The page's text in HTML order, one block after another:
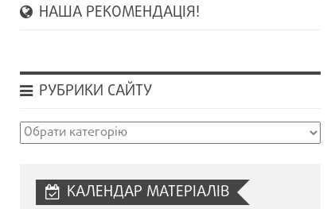
НАША РЕКОМЕНДАЦІЯ!
РУБРИКИ САЙТУ
Рубрики
КАЛЕНДАР МАТЕРІАЛІВ